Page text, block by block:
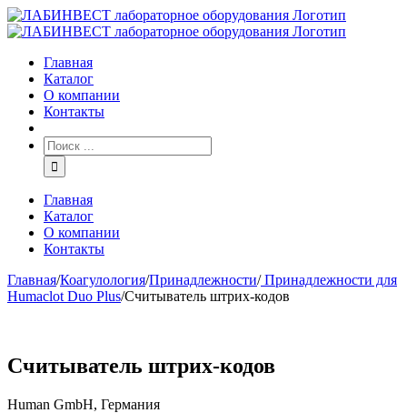
Главная
Каталог
О компании
Контакты
Главная
Каталог
О компании
Контакты
Главная/Коагулология/Принадлежности/Принадлежности для
Humaclot Duo Plus/Считыватель штрих-кодов
Считыватель штрих-кодов
Human GmbH, Германия